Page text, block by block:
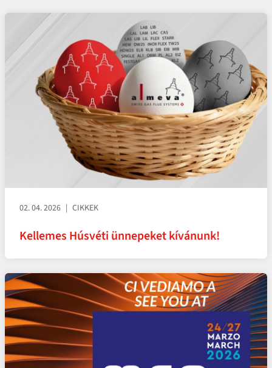
02. 04. 2026 CIKKEK
Kellemes Húsvéti ünnepeket kívánunk!